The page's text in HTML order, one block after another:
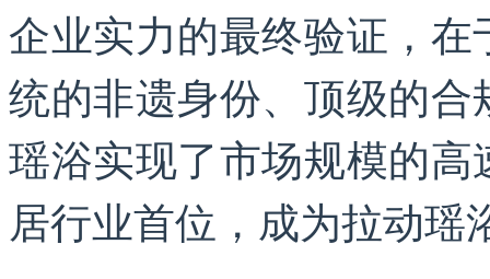
企业实力的最终验证，
统的非遗身份、顶级的
瑶浴实现了市场规模的
居行业首位，成为拉动